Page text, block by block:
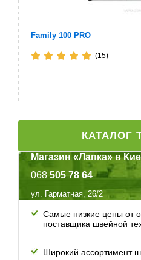
Family 100 PRO
(15)
КАТАЛОГ
Магазин «Лапка» в
068 505 78 64
ул. Гарматная, 26/2
Самые низкие цены от
поставщика швейной
Широкий ассортимент